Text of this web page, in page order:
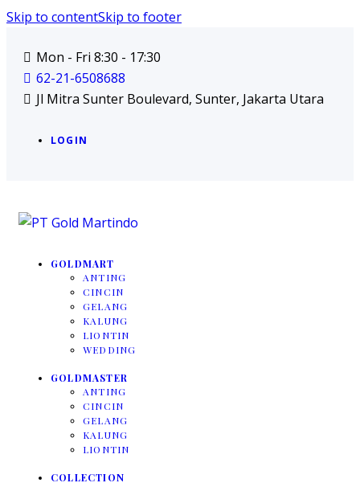
Skip to contentSkip to footer
Mon - Fri 8:30 - 17:30
62-21-6508688
Jl Mitra Sunter Boulevard, Sunter, Jakarta Utara
LOGIN
GOLDMART
ANTING
CINCIN
GELANG
KALUNG
LIONTIN
WEDDING
GOLDMASTER
ANTING
CINCIN
GELANG
KALUNG
LIONTIN
COLLECTION